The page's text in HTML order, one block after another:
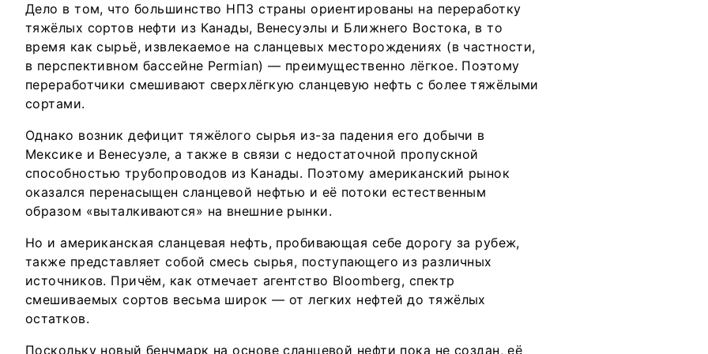
Дело в том, что большинство НПЗ страны ориентированы на переработку
тяжёлых сортов нефти из Канады, Венесуэлы и Ближнего Востока, в то
время как сырьё, извлекаемое на сланцевых месторождениях (в частности,
в перспективном бассейне Permian) — преимущественно лёгкое. Поэтому
переработчики смешивают сверхлёгкую сланцевую нефть с более тяжёлыми
сортами.
Однако возник дефицит тяжёлого сырья из-за падения его добычи в
Мексике и Венесуэле, а также в связи с недостаточной пропускной
способностью трубопроводов из Канады. Поэтому американский рынок
оказался перенасыщен сланцевой нефтью и её потоки естественным
образом «выталкиваются» на внешние рынки.
Но и американская сланцевая нефть, пробивающая себе дорогу за рубеж,
также представляет собой смесь сырья, поступающего из различных
источников. Причём, как отмечает агентство Bloomberg, спектр
смешиваемых сортов весьма широк — от легких нефтей до тяжёлых
остатков.
Поскольку новый бенчмарк на основе сланцевой нефти пока не создан, её